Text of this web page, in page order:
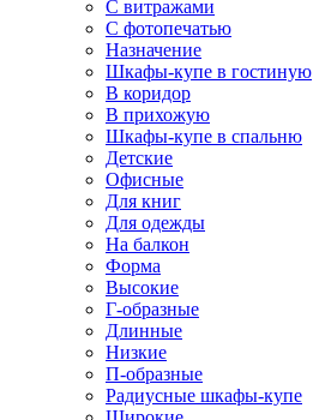
С витражами
С фотопечатью
Назначение
Шкафы-купе в гостиную
В коридор
В прихожую
Шкафы-купе в спальню
Детские
Офисные
Для книг
Для одежды
На балкон
Форма
Высокие
Г-образные
Длинные
Низкие
П-образные
Радиусные шкафы-купе